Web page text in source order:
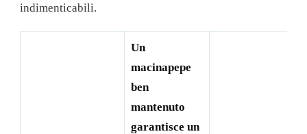
indimenticabili.
Un
macinapepe
ben
mantenuto
garantisce un